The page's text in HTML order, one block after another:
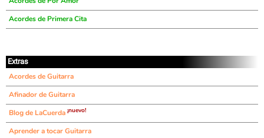
Acordes de Primera Cita
Extras
Acordes de Guitarra
Afinador de Guitarra
Blog de LaCuerda ¡nuevo!
Aprender a tocar Guitarra